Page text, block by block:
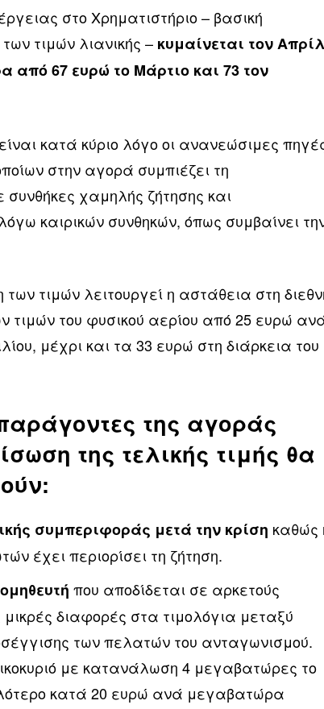
στο Χρηματιστήριο – βασική
τιμών λιανικής – κυμαίνεται τον
67 ευρώ το Μάρτιο και 73 τον
κατά κύριο λόγο οι ανανεώσιμες
στην αγορά συμπιέζει τη
συνθήκες χαμηλής ζήτησης και
καιρικών συνθηκών, όπως συμβαίνει
τιμών λειτουργεί η αστάθεια στη
τιμών του φυσικού αερίου από 25 ευρώ
μέχρι και τα 33 ευρώ στη διάρκεια του
της αγοράς
της τελικής τιμής θα
συμπεριφοράς μετά την κρίση καθώς
έχει περιορίσει τη ζήτηση.
που αποδίδεται σε αρκετούς
διαφορές στα τιμολόγια μεταξύ
των πελατών του ανταγωνισμού.
με κατανάλωση 4 μεγαβατώρες το
κατά 20 ευρώ ανά μεγαβατώρα